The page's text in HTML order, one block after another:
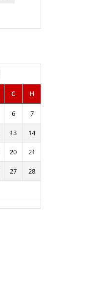
С Н
6 7
13 14
20 21
27 28